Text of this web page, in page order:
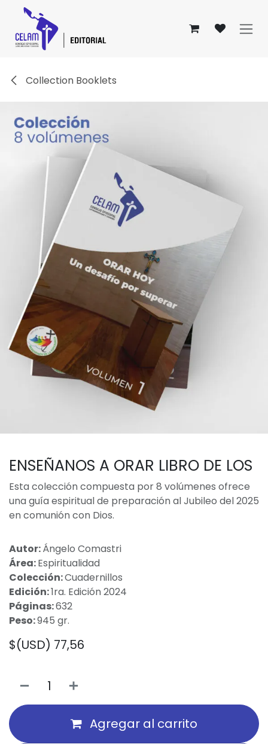
Ir al contenido
Collection Booklets
ENSEÑANOS A ORAR LIBRO DE LOS
Esta colección compuesta por 8 volúmenes ofrece
una guía espiritual de preparación al Jubileo del 2025
en comunión con Dios.
Autor:Ángelo Comastri
Área:Espiritualidad
Colección:Cuadernillos
Edición:1ra. Edición 2024
Páginas:632
Peso:945 gr.
$(USD) 77,56
Agregar al carrito